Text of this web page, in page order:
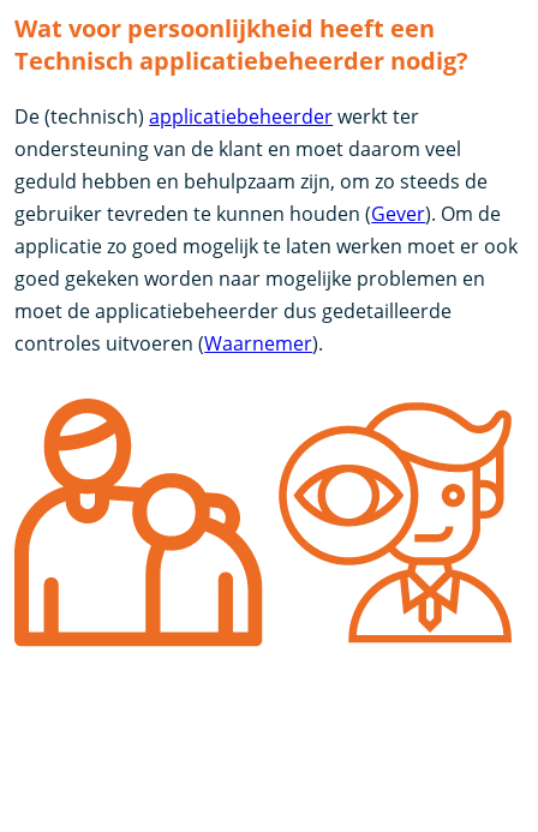
Wat voor persoonlijkheid heeft een
Technisch applicatiebeheerder nodig?
De (technisch)applicatiebeheerderwerkt ter
ondersteuning van de klant en moet daarom veel
geduld hebben en behulpzaam zijn, om zo steeds de
gebruiker tevreden te kunnen houden (Gever). Om de
applicatie zo goed mogelijk te laten werken moet er ook
goed gekeken worden naar mogelijke problemen en
moet de applicatiebeheerder dus gedetailleerde
controles uitvoeren (Waarnemer).